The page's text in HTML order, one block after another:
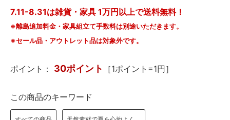
7.11-8.31は雑貨・家具 1万円以上で送料無料！
※離島追加料金・家具組立て手数料は別途いただきます。
※セール品・アウトレット品は対象外です。
ポイント： 30ポイント ［1ポイント=1円］
この商品のキーワード